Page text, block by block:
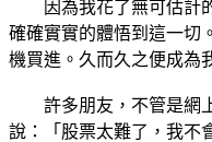
因為我花了無可估計的
確確實實的體悟到這一切
機買進。久而久之便成為
許多朋友，不管是網上
說：「股票太難了，我不